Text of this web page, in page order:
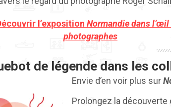
l’exposition Normandie dans l’œil
photographes
de légende dans les
Envie d’en voir plus sur
Prolongez la découverte